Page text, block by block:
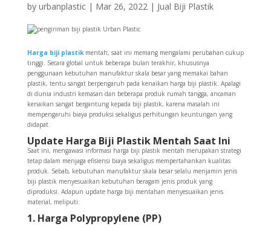
by urbanplastic| Mar 26, 2022| Jual Biji Plastik
Harga biji plastikmentah, saat ini memang mengalami perubahan cukup
tinggi. Secara global untuk beberapa bulan terakhir, khususnya
penggunaan kebutuhan manufaktur skala besar yang memakai bahan
plastik, tentu sangat berpengaruh pada kenaikan harga biji plastik. Apalagi
di dunia industri kemasan dan beberapa produk rumah tangga, ancaman
kenaikan sangat bergantung kepada biji plastik, karena masalah ini
mempengaruhi biaya produksi sekaligus perhitungan keuntungan yang
didapat.
Update Harga Biji Plastik Mentah Saat Ini
Saat ini, mengawasi informasi harga biji plastik mentah merupakan strategi
tetap dalam menjaga efisiensi biaya sekaligus mempertahankan kualitas
produk. Sebab, kebutuhan manufaktur skala besar selalu menjamin jenis
biji plastik menyesuaikan kebutuhan beragam jenis produk yang
diproduksi. Adapun update harga biji mentahan menyesuaikan jenis
material, meliputi:
1. Harga Polypropylene (PP)